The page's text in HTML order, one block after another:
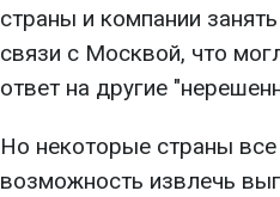
страны и компании
связи с Москвой, что
ответ на другие
Но некоторые страны
возможность извлечь